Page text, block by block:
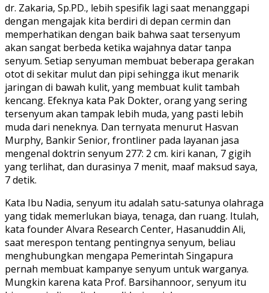
dr. Zakaria, Sp.PD., lebih spesifik lagi saat menanggapi
dengan mengajak kita berdiri di depan cermin dan
memperhatikan dengan baik bahwa saat tersenyum
akan sangat berbeda ketika wajahnya datar tanpa
senyum. Setiap senyuman membuat beberapa gerakan
otot di sekitar mulut dan pipi sehingga ikut menarik
jaringan di bawah kulit, yang membuat kulit tambah
kencang. Efeknya kata Pak Dokter, orang yang sering
tersenyum akan tampak lebih muda, yang pasti lebih
muda dari neneknya. Dan ternyata menurut Hasvan
Murphy, Bankir Senior, frontliner pada layanan jasa
mengenal doktrin senyum 277: 2 cm. kiri kanan, 7 gigih
yang terlihat, dan durasinya 7 menit, maaf maksud saya,
7 detik.
Kata Ibu Nadia, senyum itu adalah satu-satunya olahraga
yang tidak memerlukan biaya, tenaga, dan ruang. Itulah,
kata founder Alvara Research Center, Hasanuddin Ali,
saat merespon tentang pentingnya senyum, beliau
menghubungkan mengapa Pemerintah Singapura
pernah membuat kampanye senyum untuk warganya.
Mungkin karena kata Prof. Barsihannoor, senyum itu